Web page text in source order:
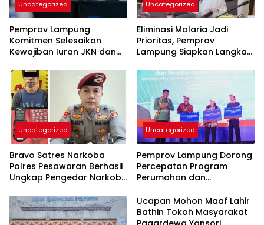
Uncategorized
Pemprov Lampung
Komitmen Selesaikan
Kewajiban Iuran JKN dan
Kepesertaan BPJS
Kesehatan
Uncategorized
Eliminasi Malaria Jadi
Prioritas, Pemprov
Lampung Siapkan Langkah
Uncategorized
Bravo Satres Narkoba
Polres Pesawaran Berhasil
Ungkap Pengedar Narkoba
Uncategorized
Pemprov Lampung Dorong
Percepatan Program
Perumahan dan
Rakyat
Ucapan Mohon Maaf Lahir
Bathin Tokoh Masyarakat